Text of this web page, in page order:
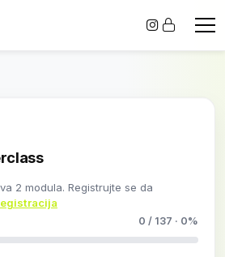
2 modula. Registrujte se da
0 / 137 · 0%